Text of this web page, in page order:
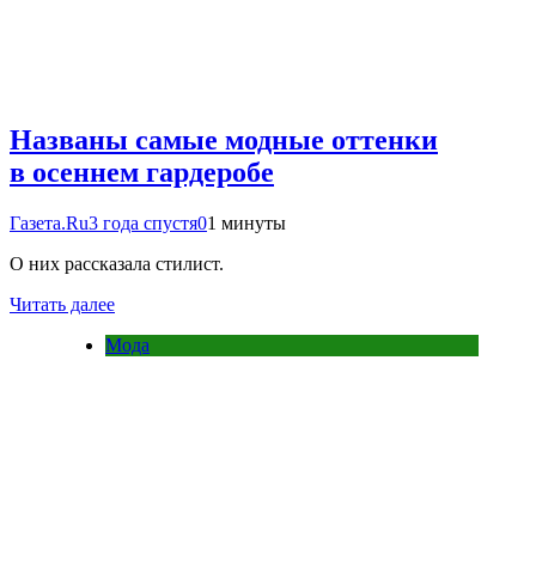
Названы самые модные оттенки
в осеннем гардеробе
Газета.Ru3 года спустя01 минуты
О них рассказала стилист.
Читать далее
Мода